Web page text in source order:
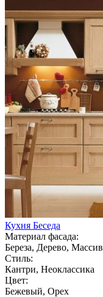
Кухня Беседа
Материал фасада:
Береза, Дерево, Массив
Стиль:
Кантри, Неоклассика
Цвет:
Бежевый, Орех